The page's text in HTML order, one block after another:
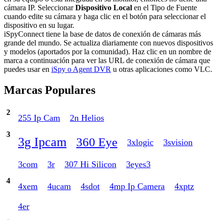
cámara IP. SeleccionarDispositivo Local en el Tipo de Fuente
cuando edite su cámara y haga clic en el botón para seleccionar el
dispositivo en su lugar.
iSpyConnect tiene la base de datos de conexión de cámaras más
grande del mundo. Se actualiza diariamente con nuevos dispositivos
y modelos (aportados por la comunidad). Haz clic en un nombre de
marca a continuación para ver las URL de conexión de cámara que
puedes usar en iSpy o Agent DVR u otras aplicaciones como VLC.
Marcas Populares
2
255 Ip Cam 2n Helios
3
3g Ipcam 360 Eye 3xlogic 3svision
3com 3r 307 Hi Silicon 3eyes3
4
4xem 4ucam 4sdot 4mp Ip Camera 4xptz
4er